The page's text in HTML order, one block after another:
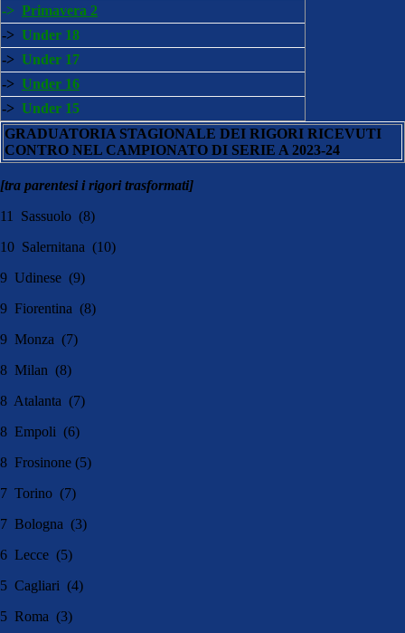
-> Primavera 2
-> Under 18
-> Under 17
-> Under 16
-> Under 15
GRADUATORIA STAGIONALE DEI RIGORI RICEVUTI
CONTRO NEL CAMPIONATO DI SERIE A 2023-24
[tra parentesi i rigori trasformati]
11 Sassuolo (8)
10 Salernitana (10)
9 Udinese (9)
9 Fiorentina (8)
9 Monza (7)
8 Milan (8)
8 Atalanta (7)
8 Empoli (6)
8 Frosinone (5)
7 Torino (7)
7 Bologna (3)
6 Lecce (5)
5 Cagliari (4)
5 Roma (3)